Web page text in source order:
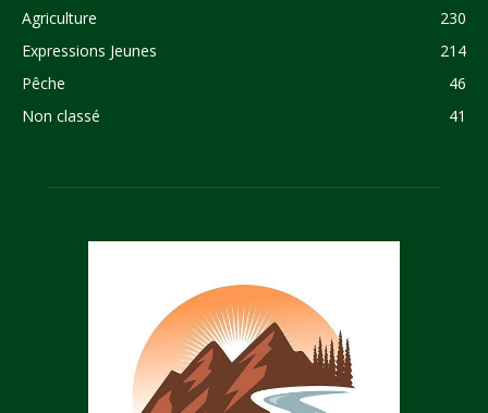
Agriculture
230
Expressions Jeunes
214
Pêche
46
Non classé
41